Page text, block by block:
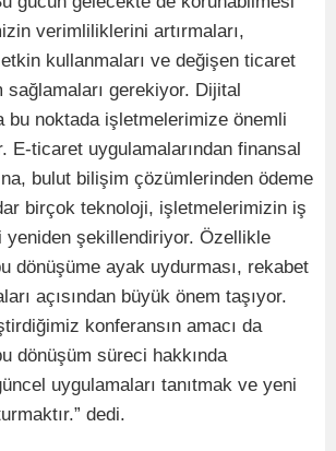
verimliliklerini artırmaları,
kullanmaları ve değişen ticaret
sağlamaları gerekiyor. Dijital
bu noktada işletmelerimize önemli
E-ticaret uygulamalarından finansal
bulut bilişim çözümlerinden ödeme
birçok teknoloji, işletmelerimizin iş
yeniden şekillendiriyor. Özellikle
dönüşüme ayak uydurması, rekabet
açısından büyük önem taşıyor.
konferansın amacı da
dönüşüm süreci hakkında
uygulamaları tanıtmak ve yeni
dedi.